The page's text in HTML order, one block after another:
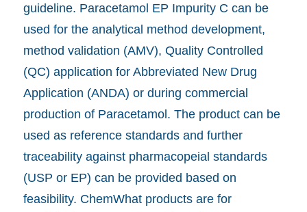
guideline. Paracetamol EP Impurity C can be
used for the analytical method development,
method validation (AMV), Quality Controlled
(QC) application for Abbreviated New Drug
Application (ANDA) or during commercial
production of Paracetamol. The product can be
used as reference standards and further
traceability against pharmacopeial standards
(USP or EP) can be provided based on
feasibility. ChemWhat products are for